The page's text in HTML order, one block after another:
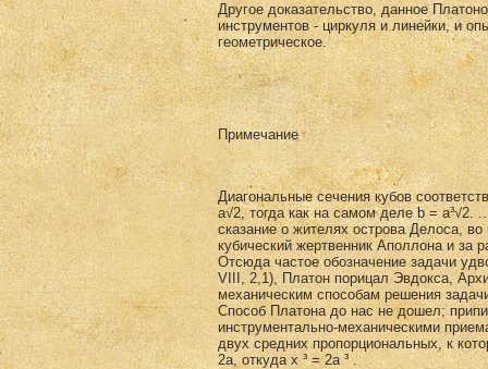
Другое доказательство, данное
инструментов - циркуля и линей­ки, и
геометрическое.
Примечание
Диагональные сечения кубов
a√2, тогда как на самом деле b = a³√2.
сказание о жителях ос­трова Делоса,
кубический жертвенник Аполлона и за
Отсюда частое обозначение задачи
VIII, 2,1), Платон порицал Эвдокса,
механическим способам решения
Способ Платона до нас не дошел;
инструментально-механическими
двух средних пропорциональных, к
2a, откуда x ³ = 2a ³ .